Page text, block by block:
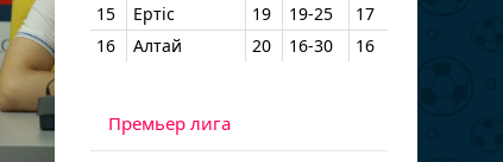
15
Ертіс 19 19-25
17
16
Алтай 20 16-30 16
Премьер лига